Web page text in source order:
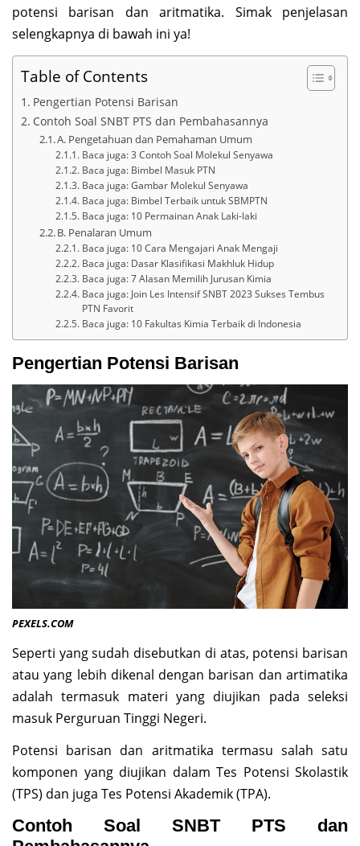
potensi barisan dan aritmatika. Simak penjelasan
selengkapnya di bawah ini ya!
Table of Contents
Pengertian Potensi Barisan
Contoh Soal SNBT PTS dan Pembahasannya
A. Pengetahuan dan Pemahaman Umum
Baca juga: 3 Contoh Soal Molekul Senyawa
Baca juga: Bimbel Masuk PTN
Baca juga: Gambar Molekul Senyawa
Baca juga: Bimbel Terbaik untuk SBMPTN
Baca juga: 10 Permainan Anak Laki-laki
B. Penalaran Umum
Baca juga: 10 Cara Mengajari Anak Mengaji
Baca juga: Dasar Klasifikasi Makhluk Hidup
Baca juga: 7 Alasan Memilih Jurusan Kimia
Baca juga: Join Les Intensif SNBT 2023 Sukses Tembus
PTN Favorit
Baca juga: 10 Fakultas Kimia Terbaik di Indonesia
Pengertian Potensi Barisan
PEXELS.COM
Seperti yang sudah disebutkan di atas, potensi barisan
atau yang lebih dikenal dengan barisan dan artimatika
adalah termasuk materi yang diujikan pada seleksi
masuk Perguruan Tinggi Negeri.
Potensi barisan dan aritmatika termasu salah satu
komponen yang diujikan dalam Tes Potensi Skolastik
(TPS) dan juga Tes Potensi Akademik (TPA).
Contoh Soal SNBT PTS dan